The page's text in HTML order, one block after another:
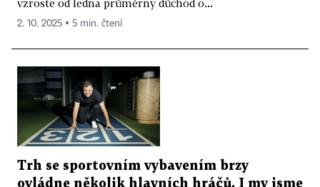
vzroste od ledna průměrný důchod o...
2. 10. 2025 ▪ 5 min. čtení
Trh se sportovním vybavením brzy
ovládne několik hlavních hráčů. I my jsme